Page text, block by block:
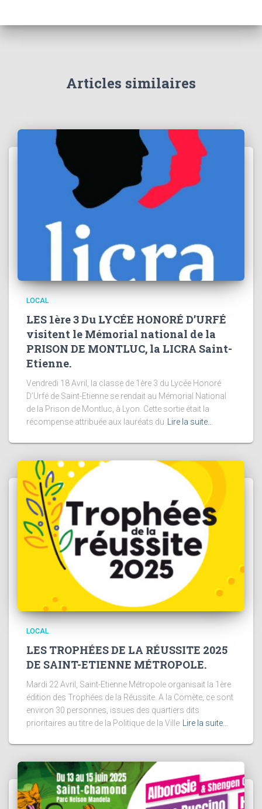
Articles similaires
LOCAL
LES 1ère 3 Du LYCÉE HONORÉ D’URFÉ
visitent le Mémorial national de la
PRISON DE MONTLUC, la LICRA Saint-
Etienne.
Vendredi 18 Avril, la classe de 1ère 3 du Lycée Honoré
D’Urfé de Saint-Etienne se rendait au Mémorial National
de la Prison de Montluc, à Lyon. Cette sortie était la
récompense attribuée aux lauréats du
Lire la suite…
LOCAL
LES TROPHÉES DE LA RÉUSSITE 2025
DE SAINT-ETIENNE MÉTROPOLE.
Mardi 22 Avril, Saint-Etienne Métropole organisait la 1ère
édition des Trophées de la Réussite. A la Comète, ce sont
environ 30 personnes, issues des quartiers dits
prioritaires au titre de la Politique de la Ville Lire la suite…